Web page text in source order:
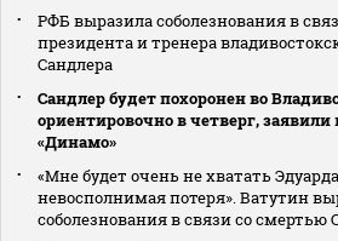
РФБ выразила соболезнования в
президента и тренера
Сандлера
Сандлер будет похоронен во
ориентировочно в четверг, заявили
«Динамо»
«Мне будет очень не хватать
невосполнимая потеря». Ватутин
соболезнования в связи со смертью